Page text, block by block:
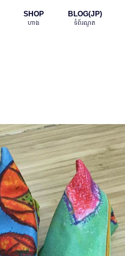
SHOP
ហាង
BLOG(JP)
ទំព័រណូត